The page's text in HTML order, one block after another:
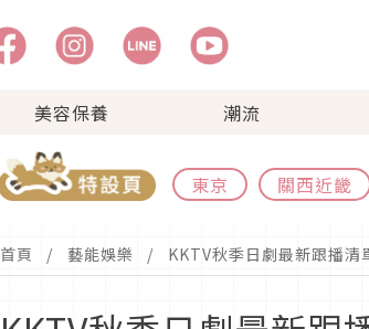
美容保養 潮流
東京 關西近畿
首頁 藝能娛樂 KKTV秋季日劇最新跟播清